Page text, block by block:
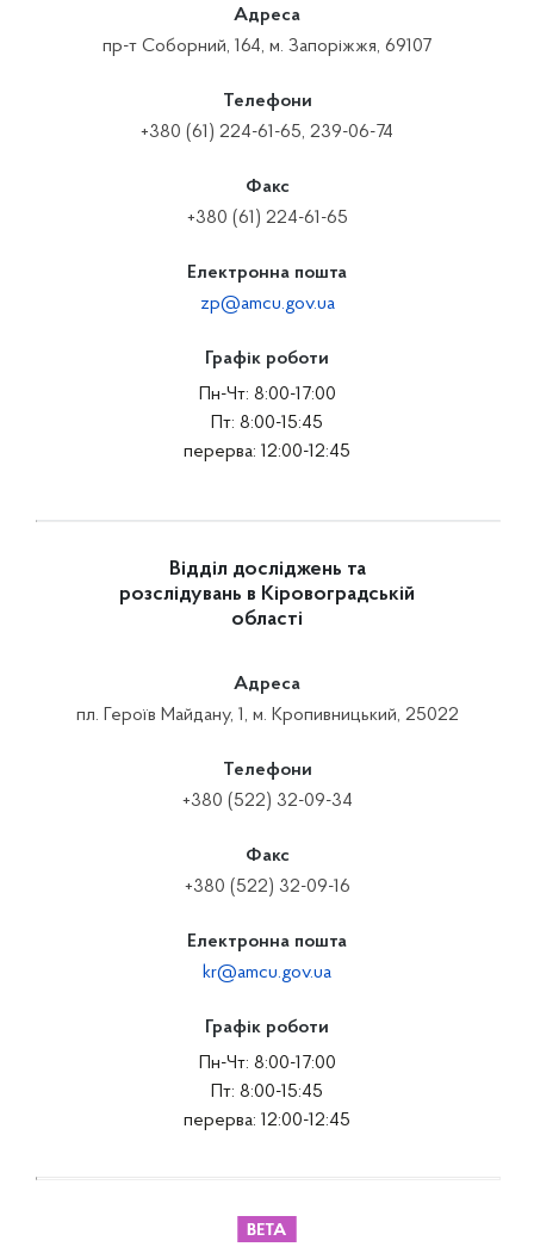
Адреса
пр-т Соборний, 164, м. Запоріжжя, 69107
Телефони
+380 (61) 224-61-65, 239-06-74
Факс
+380 (61) 224-61-65
Електронна пошта
zp@amcu.gov.ua
Графік роботи
Пн-Чт: 8:00-17:00
Пт: 8:00-15:45
перерва: 12:00-12:45
Відділ досліджень та
розслідувань в Кіровоградській
області
Адреса
пл. Героїв Майдану, 1, м. Кропивницький, 25022
Телефони
+380 (522) 32-09-34
Факс
+380 (522) 32-09-16
Електронна пошта
kr@amcu.gov.ua
Графік роботи
Пн-Чт: 8:00-17:00
Пт: 8:00-15:45
перерва: 12:00-12:45